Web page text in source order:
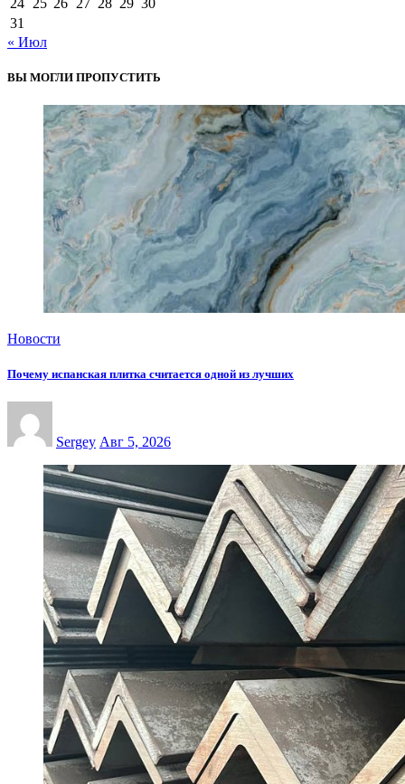
31
« Июл
ВЫ МОГЛИ ПРОПУСТИТЬ
Новости
Почему испанская плитка считается одной из лучших
Sergey Авг 5, 2026